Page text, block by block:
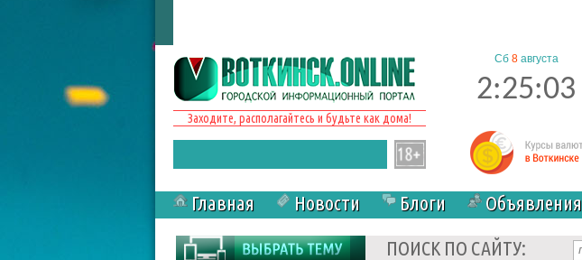
Заходите, располагайтесь и будьте как дома!
Сб 8августа
2:25:04
Главная Новости Блоги Объявления
ПОИСК ПО САЙТУ:
Форма поиска